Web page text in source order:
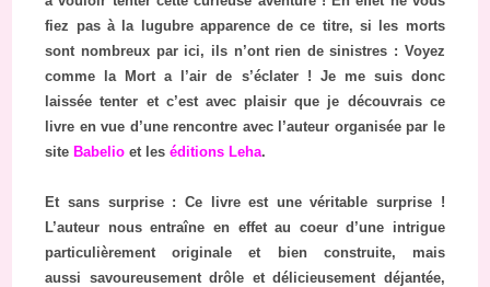
fiez pas à la lugubre apparence de ce titre, si les morts
sont nombreux par ici, ils n’ont rien de sinistres : Voyez
comme la Mort a l’air de s’éclater ! Je me suis donc
laissée tenter et c’est avec plaisir que je découvrais ce
livre en vue d’une rencontre avec l’auteur organisée par le
site Babelio et leséditions Leha.
Et sans surprise : Ce livre est une véritable surprise !
L’auteur nous entraîne en effet au coeur d’une intrigue
particulièrement originale et bien construite, mais
aussi savoureusement drôle et délicieusement déjantée,